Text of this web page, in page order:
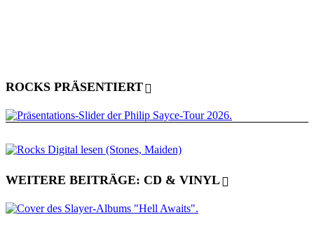
ROCKS PRÄSENTIERT
WEITERE BEITRÄGE: CD & VINYL